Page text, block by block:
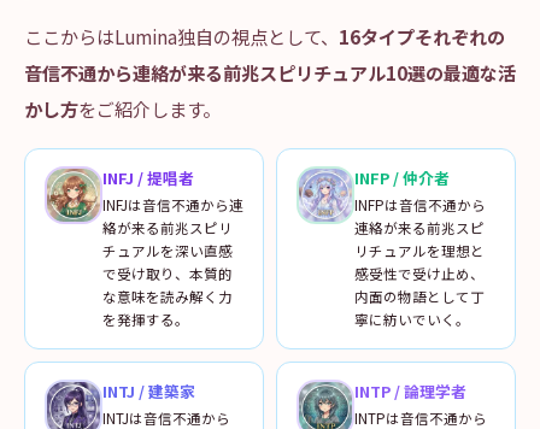
ここからはLumina独自の視点として、 16タイプそれぞれの
音信不通から連絡が来る前兆スピリチュアル10選の最適な活
かし方をご紹介します。
INFJ /提唱者
INFJは音信不通から連
絡が来る前兆スピリ
チュアルを深い直感
で受け取り、本質的
な意味を読み解く力
を発揮する。
INFP/仲介者
INFPは音信不通から
連絡が来る前兆スピ
リチュアルを理想と
感受性で受け止め、
内面の物語として丁
寧に紡いでいく。
INTJ /建築家
INTJは音信不通から
INTP/論理学者
INTPは音信不通から